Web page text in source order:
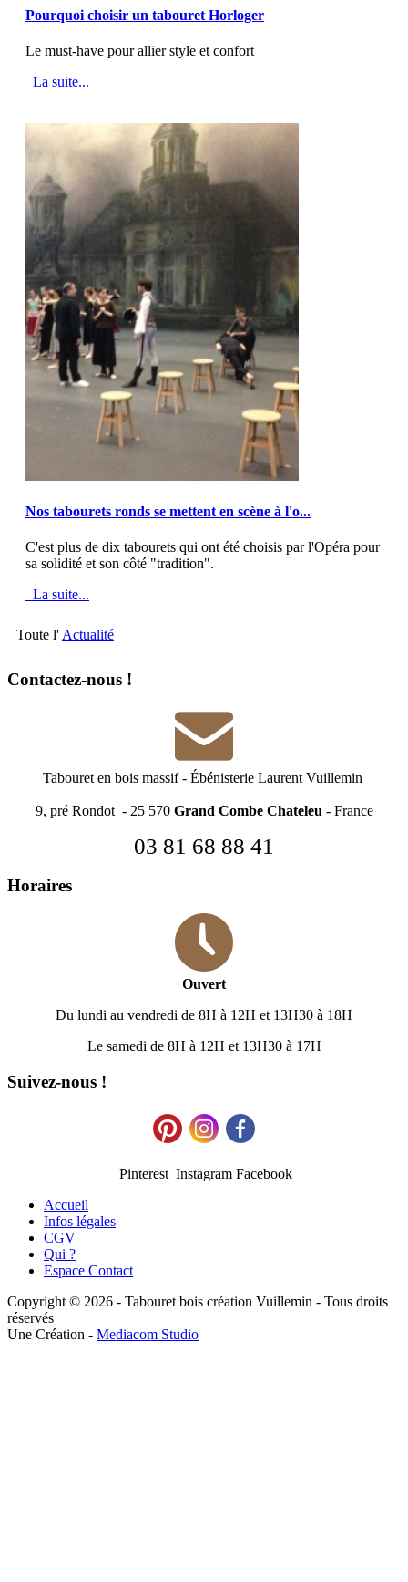
Pourquoi choisir un tabouret Horloger
Le must-have pour allier style et confort
La suite...
Nos tabourets ronds se mettent en scène à l'o...
C'est plus de dix tabourets qui ont été choisis par l'Opéra pour
sa solidité et son côté "tradition".
La suite...
Toute l' Actualité
Contactez-nous !
Tabouret en bois massif- Ébénisterie Laurent Vuillemin
9, pré Rondot - 25 570 Grand Combe Chateleu - France
03 81 68 88 41
Horaires
Ouvert
Du lundi au vendredi de 8H à 12H et 13H30 à 18H
Le samedi de 8H à 12H et 13H30 à 17H
Suivez-nous !
Pinterest Instagram Facebook
Accueil
Infos légales
CGV
Qui ?
Espace Contact
Copyright © 2026 - Tabouret bois création Vuillemin - Tous droits
réservés
Une Création - Mediacom Studio